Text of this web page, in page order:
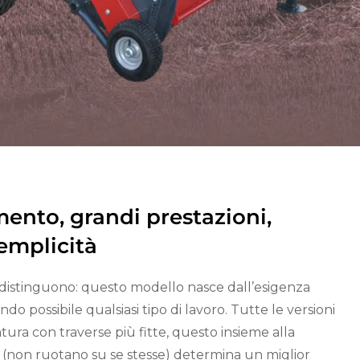
grandi prestazioni,
questo modello nasce dall’esigenza
possibile qualsiasi tipo di lavoro. Tutte le versioni
con traverse più fitte, questo insieme alla
ruotano su se stesse) determina un miglior